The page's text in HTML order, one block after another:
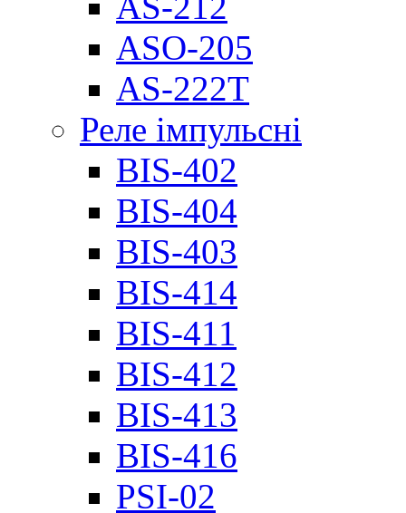
ASO-205
AS-222T
Реле імпульсні
BIS-402
BIS-404
BIS-403
BIS-414
BIS-411
BIS-412
BIS-413
BIS-416
PSI-02